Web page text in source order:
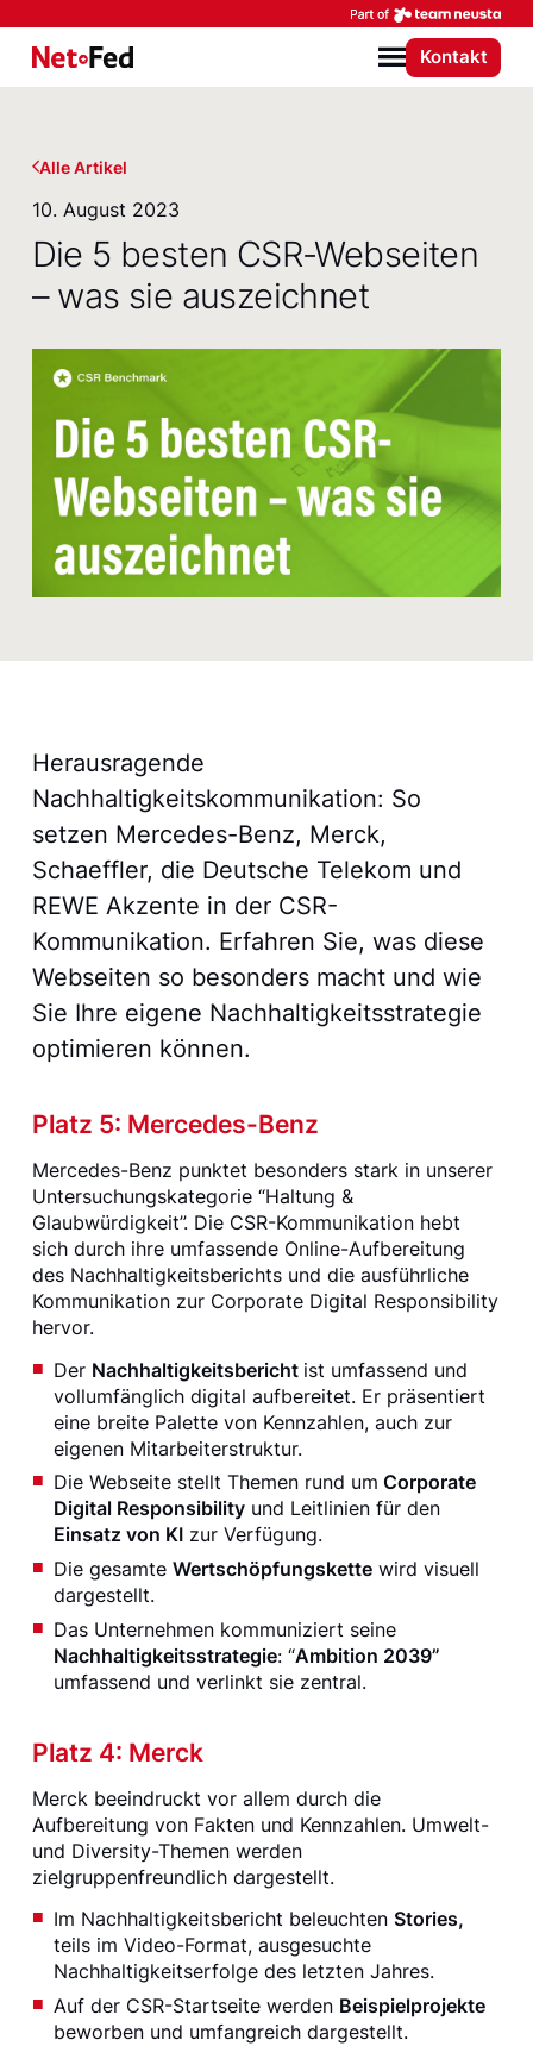
NetFederation GmbH
Menü
Kontakt
Alle Artikel
10. August 2023
Die 5 besten CSR-Webseiten
– was sie auszeichnet
Herausragende
Nachhaltigkeitskommunikation: So
setzen Mercedes-Benz, Merck,
Schaeffler, die Deutsche Telekom und
REWE Akzente in der CSR-
Kommunikation. Erfahren Sie, was diese
Webseiten so besonders macht und wie
Sie Ihre eigene Nachhaltigkeitsstrategie
optimieren können.
Platz 5: Mercedes-Benz
Mercedes-Benz punktet besonders stark in unserer
Untersuchungskategorie “Haltung &
Glaubwürdigkeit”. Die CSR-Kommunikation hebt
sich durch ihre umfassende Online-Aufbereitung
des Nachhaltigkeitsberichts und die ausführliche
Kommunikation zur Corporate Digital Responsibility
hervor.
Der Nachhaltigkeitsbericht ist umfassend und
vollumfänglich digital aufbereitet. Er präsentiert
eine breite Palette von Kennzahlen, auch zur
eigenen Mitarbeiterstruktur.
Die Webseite stellt Themen rund um Corporate
Digital Responsibilityund Leitlinien für den
Einsatz von KIzur Verfügung.
Die gesamte Wertschöpfungskettewird visuell
dargestellt.
Das Unternehmen kommuniziert seine
Nachhaltigkeitsstrategie: “Ambition 2039”
umfassend und verlinkt sie zentral.
Platz 4: Merck
Merck beeindruckt vor allem durch die
Aufbereitung von Fakten und Kennzahlen. Umwelt-
und Diversity-Themen werden
zielgruppenfreundlich dargestellt.
Im Nachhaltigkeitsbericht beleuchten Stories,
teils im Video-Format, ausgesuchte
Nachhaltigkeitserfolge des letzten Jahres.
Auf der CSR-Startseite werden Beispielprojekte
beworben und umfangreich dargestellt.